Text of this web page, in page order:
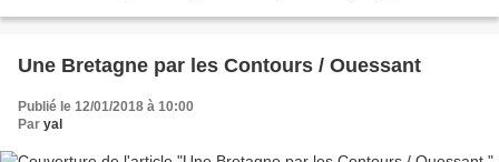
Une Bretagne par les Contours / Ouessant
Publié le 12/01/2018 à 10:00
Par yal